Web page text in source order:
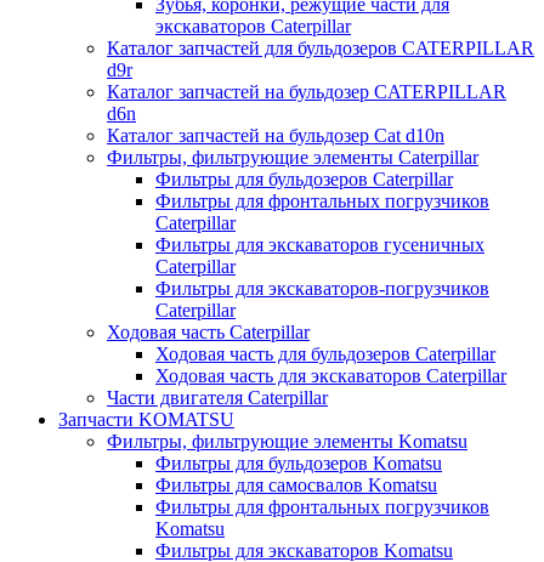
Зубья, коронки, режущие части для
экскаваторов Caterpillar
Каталог запчастей для бульдозеров CATERPILLAR
d9r
Каталог запчастей на бульдозер CATERPILLAR
d6n
Каталог запчастей на бульдозер Сat d10n
Фильтры, фильтрующие элементы Caterpillar
Фильтры для бульдозеров Caterpillar
Фильтры для фронтальных погрузчиков
Caterpillar
Фильтры для экскаваторов гусеничных
Caterpillar
Фильтры для экскаваторов-погрузчиков
Caterpillar
Ходовая часть Caterpillar
Ходовая часть для бульдозеров Caterpillar
Ходовая часть для экскаваторов Caterpillar
Части двигателя Caterpillar
Запчасти KOMATSU
Фильтры, фильтрующие элементы Komatsu
Фильтры для бульдозеров Komatsu
Фильтры для самосвалов Komatsu
Фильтры для фронтальных погрузчиков
Komatsu
Фильтры для экскаваторов Komatsu